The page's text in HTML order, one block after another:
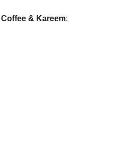
Coffee & Kareem: